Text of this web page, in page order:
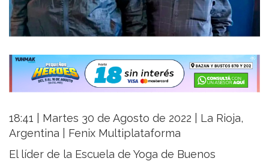
18:41 | Martes 30 de Agosto de 2022 | La Rioja,
Argentina | Fenix Multiplataforma
El líder de la Escuela de Yoga de Buenos